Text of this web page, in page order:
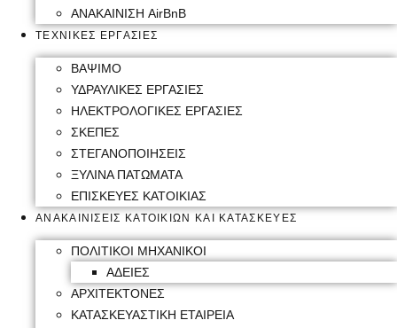
ΑΝΑΚΑΙΝΙΣΗ AirBnB
ΤΕΧΝΙΚΕΣ ΕΡΓΑΣΙΕΣ
ΒΑΨΙΜΟ
ΥΔΡΑΥΛΙΚΕΣ ΕΡΓΑΣΙΕΣ
ΗΛΕΚΤΡΟΛΟΓΙΚΕΣ ΕΡΓΑΣΙΕΣ
ΣΚΕΠΕΣ
ΣΤΕΓΑΝΟΠΟΙΗΣΕΙΣ
ΞΥΛΙΝΑ ΠΑΤΩΜΑΤΑ
ΕΠΙΣΚΕΥΕΣ ΚΑΤΟΙΚΙΑΣ
ΑΝΑΚΑΙΝΙΣΕΙΣ ΚΑΤΟΙΚΙΩΝ ΚΑΙ ΚΑΤΑΣΚΕΥΕΣ
ΠΟΛΙΤΙΚΟΙ ΜΗΧΑΝΙΚΟΙ
ΑΔΕΙΕΣ
ΑΡΧΙΤΕΚΤΟΝΕΣ
ΚΑΤΑΣΚΕΥΑΣΤΙΚΗ ΕΤΑΙΡΕΙΑ